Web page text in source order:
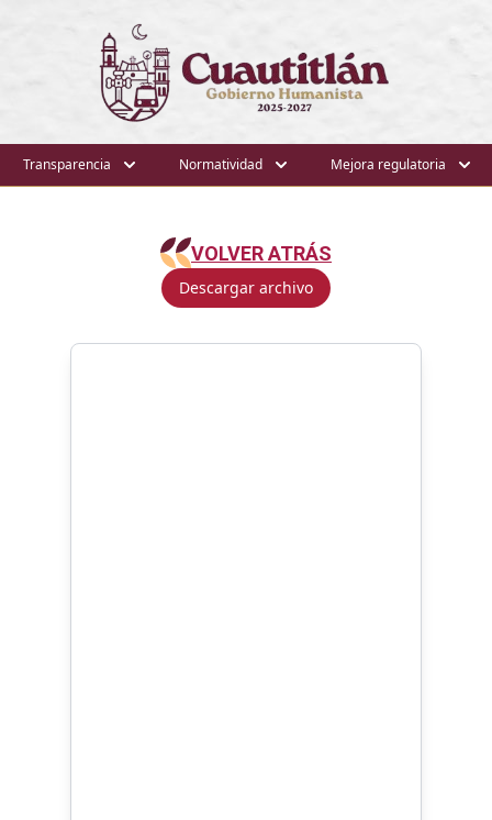
Transparencia Normatividad Mejora regulatoria
VOLVER ATRÁS
Descargar archivo